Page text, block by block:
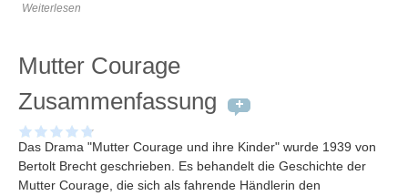
Weiterlesen
Mutter Courage
Zusammenfassung
Das Drama "Mutter Courage und ihre Kinder" wurde 1939 von
Bertolt Brecht geschrieben. Es behandelt die Geschichte der
Mutter Courage, die sich als fahrende Händlerin den